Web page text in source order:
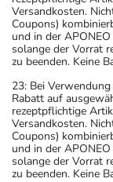
Versandkosten.
Coupons)
und in der
solange der Vorrat
zu beenden. Keine
23: Bei
Rabatt auf
rezeptpflichtige
Versandkosten.
Coupons)
und in der
solange der Vorrat
zu beenden. Keine